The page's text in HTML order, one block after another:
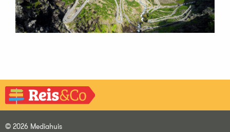
© 2026 Mediahuis